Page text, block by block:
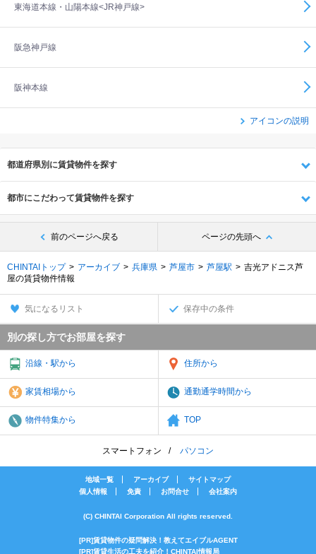
東海道本線・山陽本線<JR神戸線>
阪急神戸線
阪神本線
アイコンの説明
都道府県別に賃貸物件を探す
都市にこだわって賃貸物件を探す
前のページへ戻る ページの先頭へ
CHINTAIトップ アーカイブ 兵庫県 芦屋市 芦屋駅
吉光アドニス芦
屋の賃貸物件情報
気になるリスト 保存中の条件
別の探し方でお部屋を探す
沿線・駅から 住所から
家賃相場から 通勤通学時間から
物件特集から TOP
スマートフォン パソコン
地域一覧 アーカイブ
サイトマップ
個人情報
免責 お問合せ 会社案内
(C) CHINTAI Corporation All rights reserved.
[PR]賃貸物件の疑問解決！教えてエイブルAGENT
[PR]賃貸生活の工夫を紹介！CHINTAI情報局